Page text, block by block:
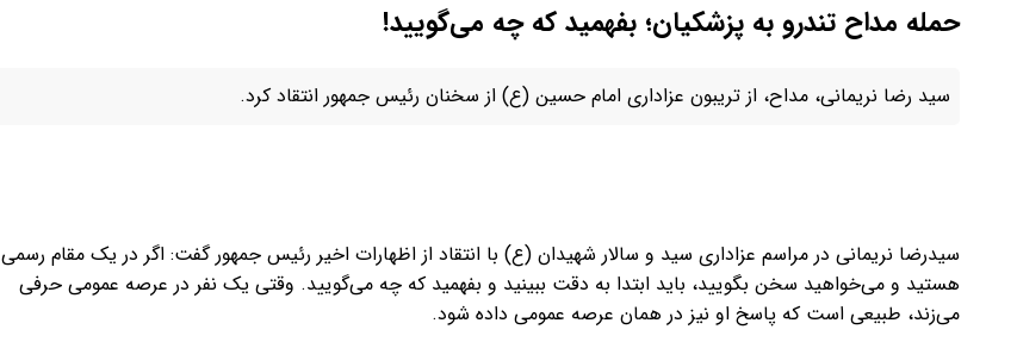
حمله مداح تندرو به پزشکیان؛ بفهمید که چه می‌گویید!
سید رضا نریمانی، مداح، از تریبون عزاداری امام حسین (ع) از سخنان رئیس جمهور انتقاد کرد.
سیدرضا نریمانی در مراسم عزاداری سید و سالار شهیدان (ع) با انتقاد از اظهارات اخیر رئیس جمهور گفت: اگر در یک مقام رسمی
هستید و می‌خواهید سخن بگویید، باید ابتدا به دقت ببینید و بفهمید که چه می‌گویید. وقتی یک نفر در عرصه عمومی حرفی
می‌زند، طبیعی است که پاسخ او نیز در همان عرصه عمومی داده شود.